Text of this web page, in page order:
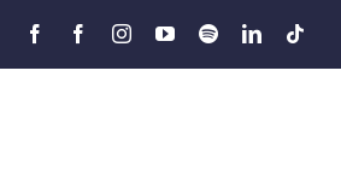
FacebookFacebookInstagramYouTube
SpotifyLinkedIn